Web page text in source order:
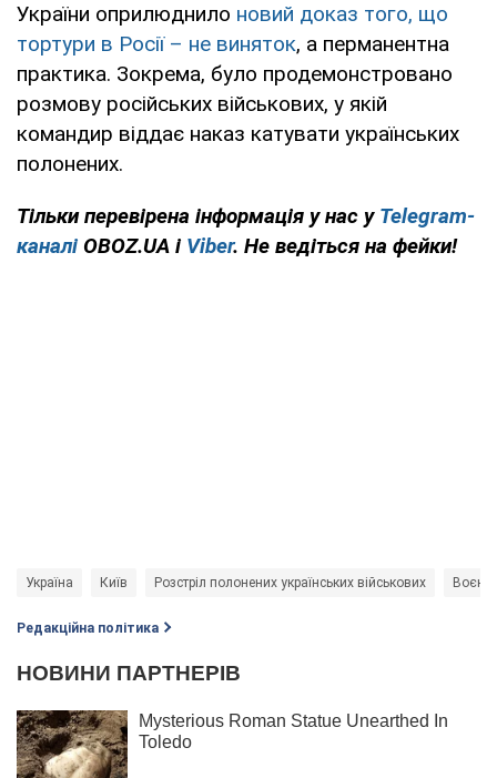
України оприлюднило новий доказ того, що
тортури в Росії – не виняток, а перманентна
практика. Зокрема, було продемонстровано
розмову російських військових, у якій
командир віддає наказ катувати українських
полонених.
Тільки перевірена інформація у нас у Telegram-
каналі OBOZ.UA і Viber. Не ведіться на фейки!
Україна Київ Розстріл полонених українських військових
Редакційна політика